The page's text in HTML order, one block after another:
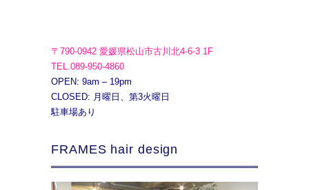
〒790-0942 愛媛県松山市古川北4-6-3 1F
TEL.089-950-4860
OPEN: 9am – 19pm
CLOSED: 月曜日、第3火曜日
駐車場あり
FRAMES hair design